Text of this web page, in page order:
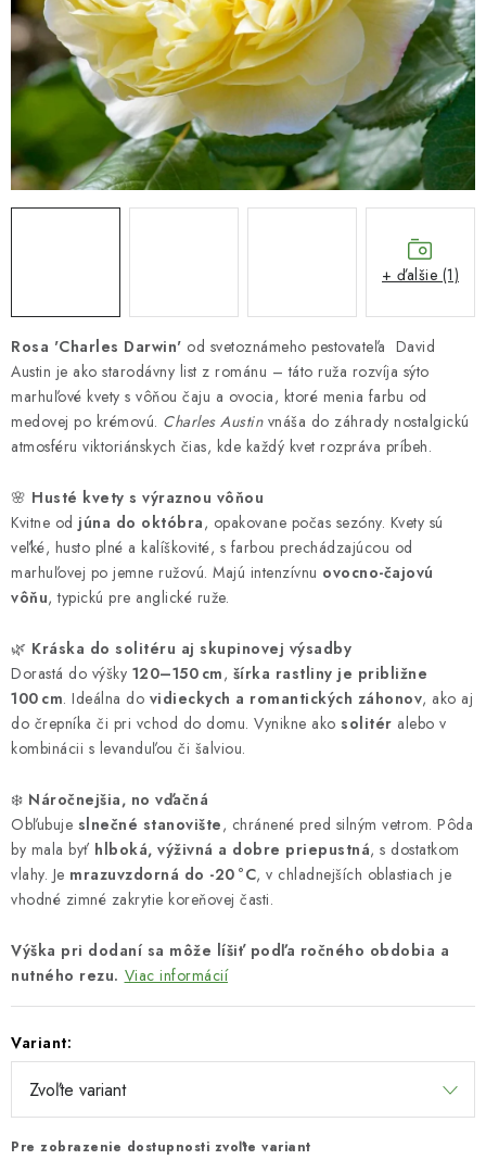
CHÉMIA
KVETINÁČE
DEKORÁCIE
Podmienky ochrany osobných údajov
Rosa 'Charles Darwin' od svetoznámeho pestovateľa David
Austin je ako starodávny list z románu – táto ruža rozvíja sýto
marhuľové kvety s vôňou čaju a ovocia, ktoré menia farbu od
medovej po krémovú. Charles Austinvnáša do záhrady nostalgickú
atmosféru viktoriánskych čias, kde každý kvet rozpráva príbeh.
🌸 Husté kvety s výraznou vôňou
Kvitne od júna do októbra, opakovane počas sezóny. Kvety sú
veľké, husto plné a kalíškovité, s farbou prechádzajúcou od
marhuľovej po jemne ružovú. Majú intenzívnu ovocno-čajovú
vôňu, typickú pre anglické ruže.
🌿 Kráska do solitéru aj skupinovej výsadby
Dorastá do výšky 120–150 cm, šírka rastliny je približne
100 cm. Ideálna do vidieckych a romantických záhonov, ako aj
do črepníka či pri vchod do domu. Vynikne ako solitér alebo v
kombinácii s levanduľou či šalviou.
❄️ Náročnejšia, no vďačná
Obľubuje slnečné stanovište, chránené pred silným vetrom. Pôda
by mala byť hlboká, výživná a dobre priepustná, s dostatkom
vlahy. Je mrazuvzdorná do -20 °C, v chladnejších oblastiach je
vhodné zimné zakrytie koreňovej časti.
Výška pri dodaní sa môže líšiť podľa ročného obdobia a
nutného rezu. Viac informácií
Variant:
Pre zobrazenie dostupnosti zvoľte variant
+ ďalšie (1)